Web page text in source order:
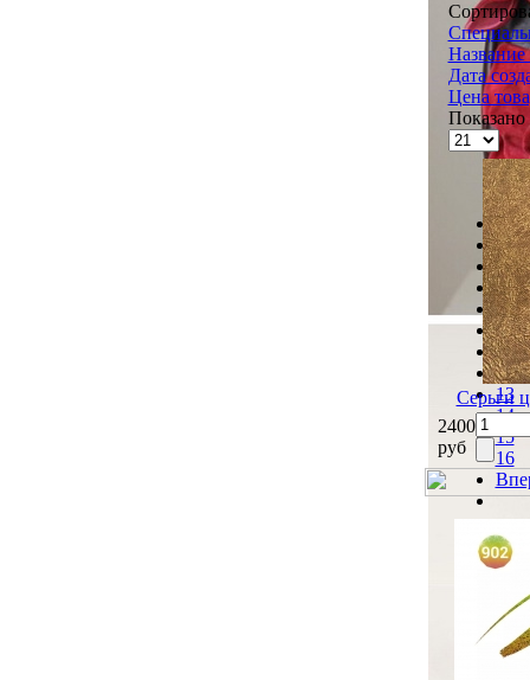
Название
Дата
Цена
Показано
7
8
9
10
11
12
13
14
15
16
Серьги
2400
руб